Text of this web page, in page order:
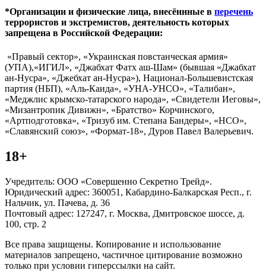
*Организации и физические лица, внесённные в перечень
террористов и экстремистов, деятельность которых
запрещена в Российской Федерации:
«Правый сектор», «Украинская повстанческая армия»
(УПА),«ИГИЛ», «Джабхат Фатх аш-Шам» (бывшая «Джабхат
ан-Нусра», «Джебхат ан-Нусра»), Национал-Большевистская
партия (НБП), «Аль-Каида», «УНА-УНСО», «Талибан»,
«Меджлис крымско-татарского народа», «Свидетели Иеговы»,
«Мизантропик Дивижн», «Братство» Корчинского,
«Артподготовка», «Тризуб им. Степана Бандеры», «НСО»,
«Славянский союз», «Формат-18», Дуров Павел Валерьевич.
18+
Учредитель: ООО «Совершенно Секретно Трейд».
Юридический адрес: 360051, Кабардино-Балкарская Респ., г.
Нальчик, ул. Пачева, д. 36
Почтовый адрес: 127247, г. Москва, Дмитровское шоссе, д.
100, стр. 2
Все права защищены. Копирование и использование
материалов запрещено, частичное цитирование возможно
только при условии гиперссылки на сайт.